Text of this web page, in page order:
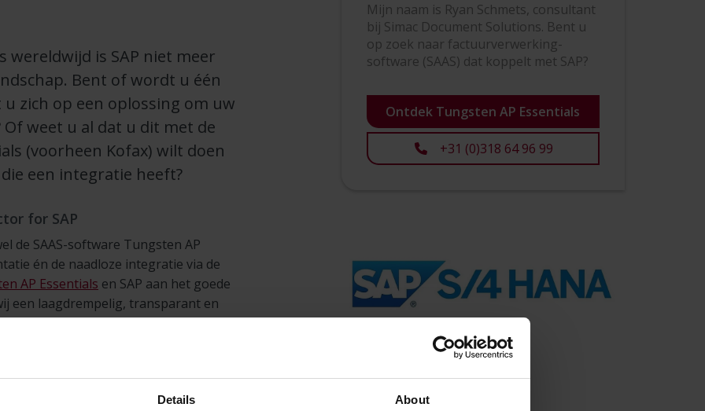
Details About
is SAP niet meer
Bent of wordt u één
zich op een oplossing om uw
weet u al dat u dit met de
(voorheen Kofax) wilt doen
een integratie heeft?
for SAP
de SAAS-software Tungsten AP
én de naadloze integratie via de
AP Essentials en SAP aan het goede
een laagdrempelig, transparant en
een snelle en automatische manier
Mijn naam is Ryan Schmets, consultant
bij Simac Document Solutions. Bent u
op zoek naar factuurverwerking-
software (SAAS) dat koppelt met SAP?
Ontdek Tungsten AP Essentials
+31 (0)318 64 96 99